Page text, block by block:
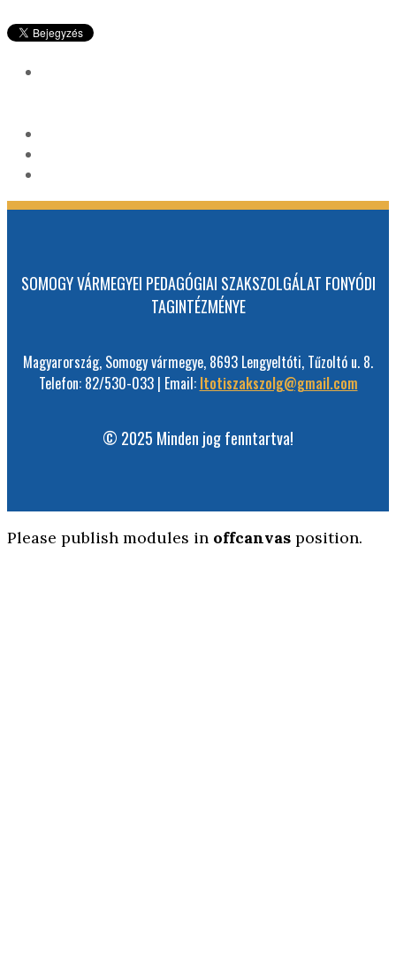
SOMOGY VÁRMEGYEI PEDAGÓGIAI SZAKSZOLGÁLAT FONYÓDI
TAGINTÉZMÉNYE
Magyarország, Somogy vármegye, 8693 Lengyeltóti, Tűzoltó u. 8.
Telefon: 82/530-033 | Email: ltotiszakszolg@gmail.com
© 2025 Minden jog fenntartva!
Please publish modules in offcanvas position.